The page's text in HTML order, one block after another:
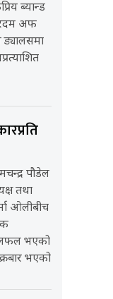
ब्यान्ड
अफ
पौडेल
तथा
ओलीबीच
भएको
भएको